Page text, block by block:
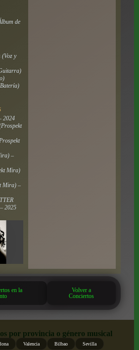
de
y
2024
–
Mira)
Mira) –
2025
en la
Volver a
Conciertos
por provincia o género musical
Valencia Bilbao Sevilla